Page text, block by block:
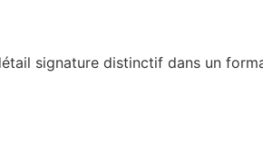
signature distinctif dans un